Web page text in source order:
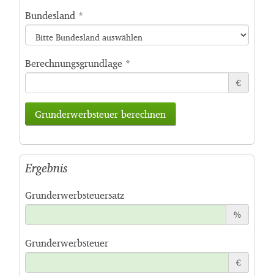
Bundesland *
Berechnungsgrundlage *
€
Grunderwerbsteuer berechnen
Ergebnis
Grunderwerbsteuersatz
%
Grunderwerbsteuer
€